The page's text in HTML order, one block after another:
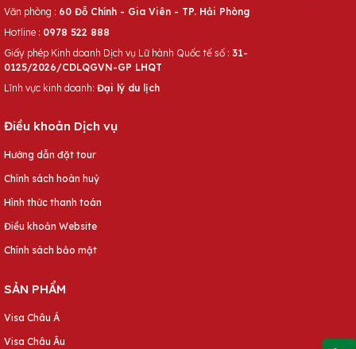
Văn phòng : 60 Đỗ Chính - Gia Viên - TP. Hải Phòng
Hotline : 0978 522 888
Giấy phép Kinh doanh Dịch vụ Lữ hành Quốc tế số : 31-
0125/2026/CDLQGVN-GP LHQT
Lĩnh vực kinh doanh: Đại lý du lịch
Điều khoản Dịch vụ
Hướng dẫn đặt tour
Chính sách hoàn huỷ
Hình thức thanh toán
Điều khoản Website
Chính sách bảo mật
SẢN PHẨM
Visa Châu Á
Visa Châu Âu